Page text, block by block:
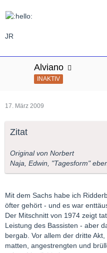
JR
Alviano
INAKTIV
17. März 2009
Zitat
Original von Norbert
Naja, Edwin, "Tagesform"
Mit dem Sachs habe ich
öfter gehört - und es war
Der Mitschnitt von 1974 zeigt
Leistung des Bassisten - aber
bergab. Vor allem der dritte
matten, angestrengten und